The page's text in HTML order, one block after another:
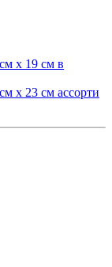
х 19 см в
х 23 см ассорти